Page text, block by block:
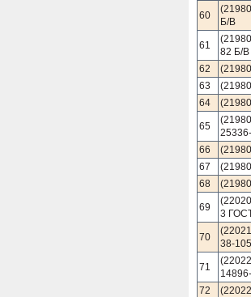
60
Б/В
61
82 Б/В
62
63
64
65
66
67
68
69
3
70
38-
71
72